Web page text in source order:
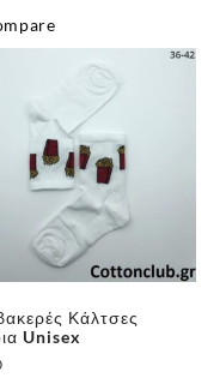
Κάλτσες
Unisex